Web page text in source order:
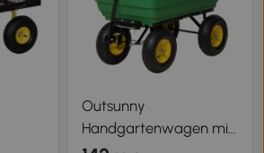
Outsunny
Handgartenwagen mit